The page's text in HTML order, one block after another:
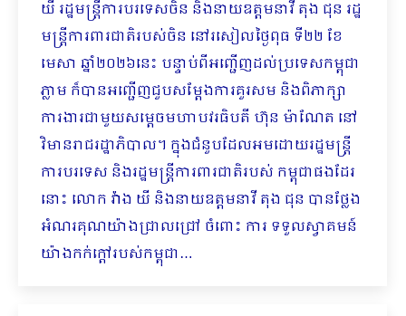
យី រដ្ឋមន្ត្រីការបរទេសចិន និងនាយឧត្តមនាវី តុង ជុន រដ្ឋ
មន្ត្រីការពារជាតិរបស់ចិន នៅរសៀលថ្ងៃពុធ ទី២២ ខែ
មេសា ឆ្នាំ២០២៦នេះ បន្ទាប់ពីអញ្ជើញដល់ប្រទេសកម្ពុជា
ភ្លាម ក៏បានអញ្ជើញជួបសម្តែងការគួរសម និងពិភាក្សា
ការងារជាមួយសម្តេចមហាបវរធិបតី ហ៊ុន ម៉ាណែត នៅ
វិមានរាជរដ្ឋាភិបាល។ ក្នុងជំនួបដែលអមដោយរដ្ឋមន្ត្រី
ការបរទេស និងរដ្ឋមន្ត្រីការពារជាតិរបស់ កម្ពុជាផងដែរ
នោះ លោក វ៉ាង យី និងនាយឧត្តមនាវី តុង ជុន បានថ្លែង
អំណរគុណយ៉ាងជ្រាលជ្រៅ ចំពោះ ការ ទទួលស្វាគមន៍
យ៉ាងកក់ក្ដៅរបស់កម្ពុជា…